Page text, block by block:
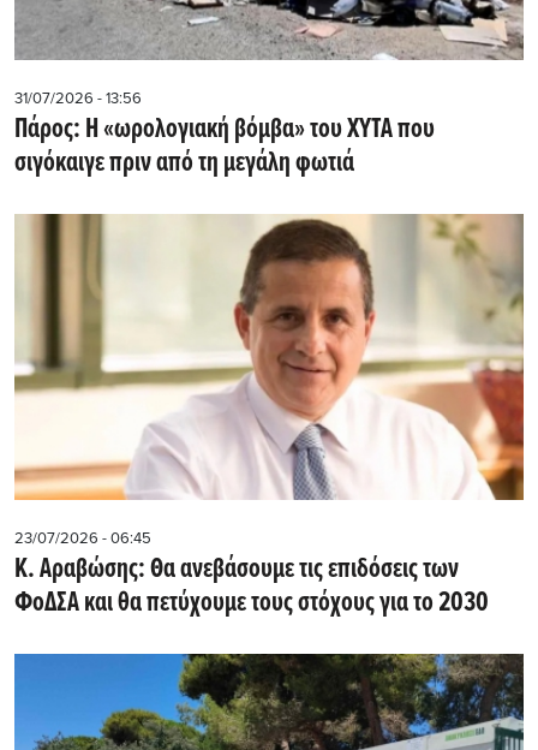
31/07/2026 - 13:56
Πάρος: Η «ωρολογιακή βόμβα» του ΧΥΤΑ που
σιγόκαιγε πριν από τη μεγάλη φωτιά
23/07/2026 - 06:45
Κ. Αραβώσης: Θα ανεβάσουμε τις επιδόσεις των
ΦοΔΣΑ και θα πετύχουμε τους στόχους για το 2030